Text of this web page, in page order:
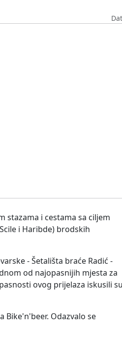
stazama i cestama sa ciljem
i Haribde) brodskih
- Šetališta braće Radić -
od najopasnijih mjesta za
ovog prijelaza iskusili su
Bike'n'beer. Odazvalo se